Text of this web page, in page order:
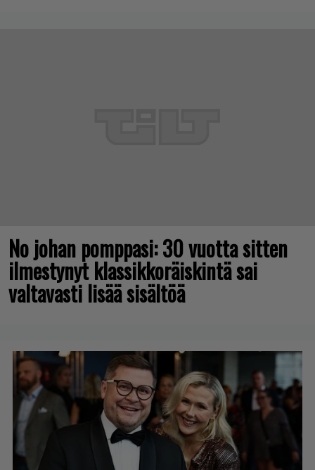
No johan pomppasi: 30 vuotta sitten
ilmestynyt klassikkoräiskintä sai
valtavasti lisää sisältöä